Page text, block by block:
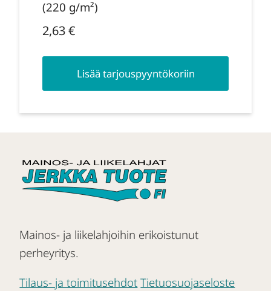
(220 g/m²)
2,63€
Lisää tarjouspyyntökoriin
Mainos- ja liikelahjoihin erikoistunut
perheyritys.
Tilaus- ja toimitusehdot Tietuosuojaseloste